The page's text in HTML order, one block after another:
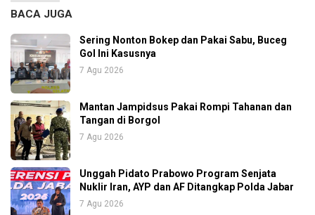
BACA JUGA
Sering Nonton Bokep dan Pakai Sabu, Buceg
Gol Ini Kasusnya
7 Agu 2026
Mantan Jampidsus Pakai Rompi Tahanan dan
Tangan di Borgol
7 Agu 2026
Unggah Pidato Prabowo Program Senjata
Nuklir Iran, AYP dan AF Ditangkap Polda Jabar
7 Agu 2026